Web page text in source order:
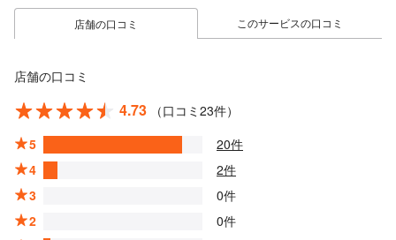
店舗の口コミ このサービスの口コミ
店舗の口コミ
4.73
（口コミ23件）
5
20件
4
2件
3
0件
2
0件